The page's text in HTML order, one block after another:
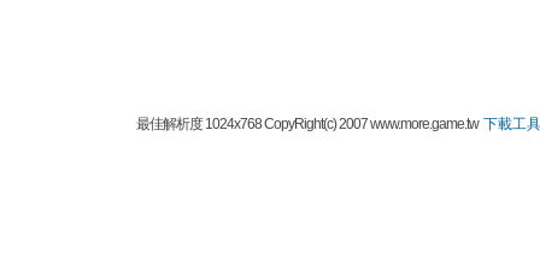
最佳解析度 1024x768 CopyRight(c) 2007 www.more.game.tw下載工